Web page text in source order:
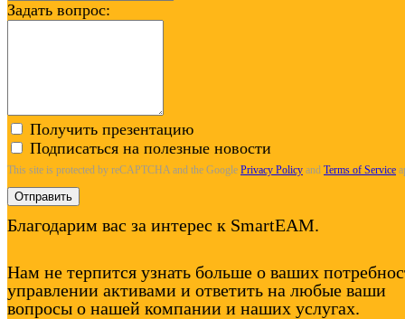
Задать вопрос:
Получить презентацию
Подписаться на полезные новости
This site is protected by reCAPTCHA and the Google Privacy Policy and Terms of Service
Отправить
Благодарим вас за интерес к SmartEAM.
Нам не терпится узнать больше о ваших
управлении активами и ответить на любые ваши
вопросы о нашей компании и наших услугах.